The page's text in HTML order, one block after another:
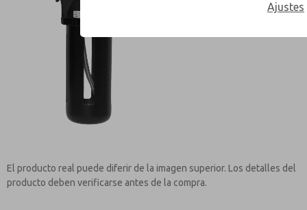
El producto real puede diferir de la imagen superior. Los detalles del
producto deben verificarse antes de la compra.
Contact ROSS
Ajustes